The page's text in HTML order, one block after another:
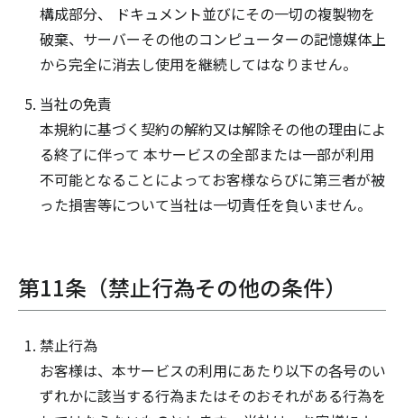
構成部分、 ドキュメント並びにその一切の複製物を
破棄、サーバーその他のコンピューターの記憶媒体上
から完全に消去し使用を継続してはなりません。
当社の免責
本規約に基づく契約の解約又は解除その他の理由によ
る終了に伴って 本サービスの全部または一部が利用
不可能となることによってお客様ならびに第三者が被
った損害等について当社は一切責任を負いません。
第11条（禁止行為その他の条件）
禁止行為
お客様は、本サービスの利用にあたり以下の各号のい
ずれかに該当する行為またはそのおそれがある行為を